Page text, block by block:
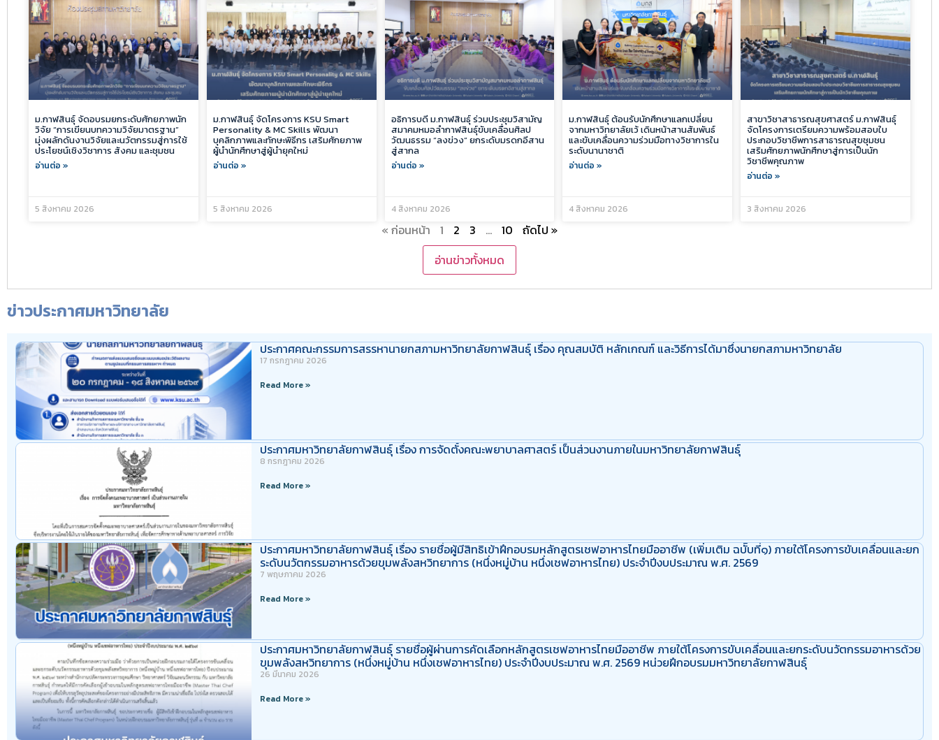
ม.กาฬสินธุ์ จัดอบรมยกระดับศักยภาพนัก
วิจัย “การเขียนบทความวิจัยมาตรฐาน”
มุ่งผลักดันงานวิจัยและนวัตกรรมสู่การใช้
ประโยชน์เชิงวิชาการ สังคม และชุมชน
อ่านต่อ »
5 สิงหาคม 2026
ม.กาฬสินธุ์ จัดโครงการ KSU Smart
Personality & MC Skills พัฒนา
บุคลิกภาพและทักษะพิธีกร เสริมศักยภาพ
ผู้นำนักศึกษาสู่ผู้นำยุคใหม่
อ่านต่อ »
5 สิงหาคม 2026
อธิการบดี ม.กาฬสินธุ์ ร่วมประชุมวิสามัญ
สมาคมหมอลำกาฬสินธุ์ขับเคลื่อนศิลป
วัฒนธรรม “ลงข่วง” ยกระดับมรดกอีสาน
สู่สากล
อ่านต่อ »
4 สิงหาคม 2026
ม.กาฬสินธุ์ ต้อนรับนักศึกษาแลกเปลี่ยน
จากมหาวิทยาลัยเว้ เดินหน้าสานสัมพันธ์
และขับเคลื่อนความร่วมมือทางวิชาการใน
ระดับนานาชาติ
อ่านต่อ »
4 สิงหาคม 2026
สาขาวิชาสาธารณสุขศาสตร์ ม.กาฬสินธุ์
จัดโครงการเตรียมความพร้อมสอบใบ
ประกอบวิชาชีพการสาธารณสุขชุมชน
เสริมศักยภาพนักศึกษาสู่การเป็นนัก
วิชาชีพคุณภาพ
อ่านต่อ »
3 สิงหาคม 2026
« ก่อนหน้า 1 2 3 … 10
ถัดไป »
อ่านข่าวทั้งหมด
ข่าวประกาศมหาวิทยาลัย
ประกาศคณะกรรมการสรรหานายกสภามหาวิทยาลัยกาฬสินธุ์ เรื่อง คุณสมบัติ หลักเกณฑ์ และวิธีการได้มาซึ่งนายกสภามหาวิทยาลัย
17 กรกฎาคม 2026
Read More »
ประกาศมหาวิทยาลัยกาฬสินธุ์ เรื่อง การจัดตั้งคณะพยาบาลศาสตร์ เป็นส่วนงานภายในมหาวิทยาลัยกาฬสินธุ์
8 กรกฎาคม 2026
Read More »
ประกาศมหาวิทยาลัยกาฬสินธุ์ เรื่อง รายชื่อผู้มีสิทธิเข้าฝึกอบรมหลักสูตรเชฟอาหารไทยมืออาชีพ (เพิ่มเติม ฉบัับที่๑) ภายใต้โครงการขับเคลื่อนและยก
ระดับนวัตกรรมอาหารด้วยขุมพลังสหวิทยาการ (หนึ่งหมู่บ้าน หนึ่งเชฟอาหารไทย) ประจำปีงบประมาณ พ.ศ. 2569
7 พฤษภาคม 2026
Read More »
ประกาศมหาวิทยาลัยกาฬสินธุ์ รายชื่อผู้ผ่านการคัดเลือกหลักสูตรเชฟอาหารไทยมืออาชีพ ภายใต้โครงการขับเคลื่อนและยกระดับนวัตกรรมอาหารด้วย
ขุมพลังสหวิทยาการ (หนึ่งหมู่บ้าน หนึ่งเชฟอาหารไทย) ประจำปีงบประมาณ พ.ศ. 2569 หน่วยฝึกอบรมมหาวิทยาลัยกาฬสินธุ์
26 มีนาคม 2026
Read More »